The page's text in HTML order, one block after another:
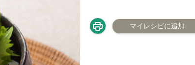
マイレシピに追加